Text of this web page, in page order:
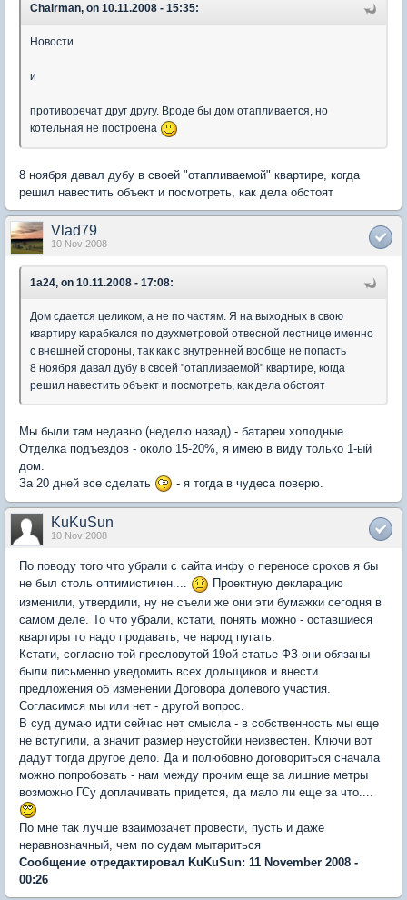
Chairman, on 10.11.2008 - 15:35:
Новости
и
противоречат друг другу. Вроде бы дом отапливается, но
котельная не построена
8 ноября давал дубу в своей "отапливаемой" квартире, когда
решил навестить объект и посмотреть, как дела обстоят
Vlad79
10 Nov 2008
1a24, on 10.11.2008 - 17:08:
Дом сдается целиком, а не по частям. Я на выходных в свою
квартиру карабкался по двухметровой отвесной лестнице именно
с внешней стороны, так как с внутренней вообще не попасть
8 ноября давал дубу в своей "отапливаемой" квартире, когда
решил навестить объект и посмотреть, как дела обстоят
Мы были там недавно (неделю назад) - батареи холодные.
Отделка подъездов - около 15-20%, я имею в виду только 1-ый
дом.
За 20 дней все сделать
- я тогда в чудеса поверю.
KuKuSun
10 Nov 2008
По поводу того что убрали с сайта инфу о переносе сроков я бы
не был столь оптимистичен....
Проектную декларацию
изменили, утвердили, ну не съели же они эти бумажки сегодня в
самом деле. То что убрали, кстати, понять можно - оставшиеся
квартиры то надо продавать, че народ пугать.
Кстати, согласно той пресловутой 19ой статье ФЗ они обязаны
были письменно уведомить всех дольщиков и внести
предложения об изменении Договора долевого участия.
Согласимся мы или нет - другой вопрос.
В суд думаю идти сейчас нет смысла - в собственность мы еще
не вступили, а значит размер неустойки неизвестен. Ключи вот
дадут тогда другое дело. Да и полюбовно договориться сначала
можно попробовать - нам между прочим еще за лишние метры
возможно ГСу доплачивать придется, да мало ли еще за что....
По мне так лучше взаимозачет провести, пусть и даже
неравнозначный, чем по судам мытариться
Сообщение отредактировал KuKuSun: 11 November 2008 -
00:26